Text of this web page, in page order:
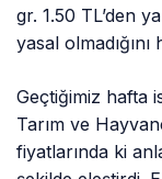
gr. 1.50 TL’den
yasal
Geçtiğimiz hafta
Tarım ve
fiyatlarında ki